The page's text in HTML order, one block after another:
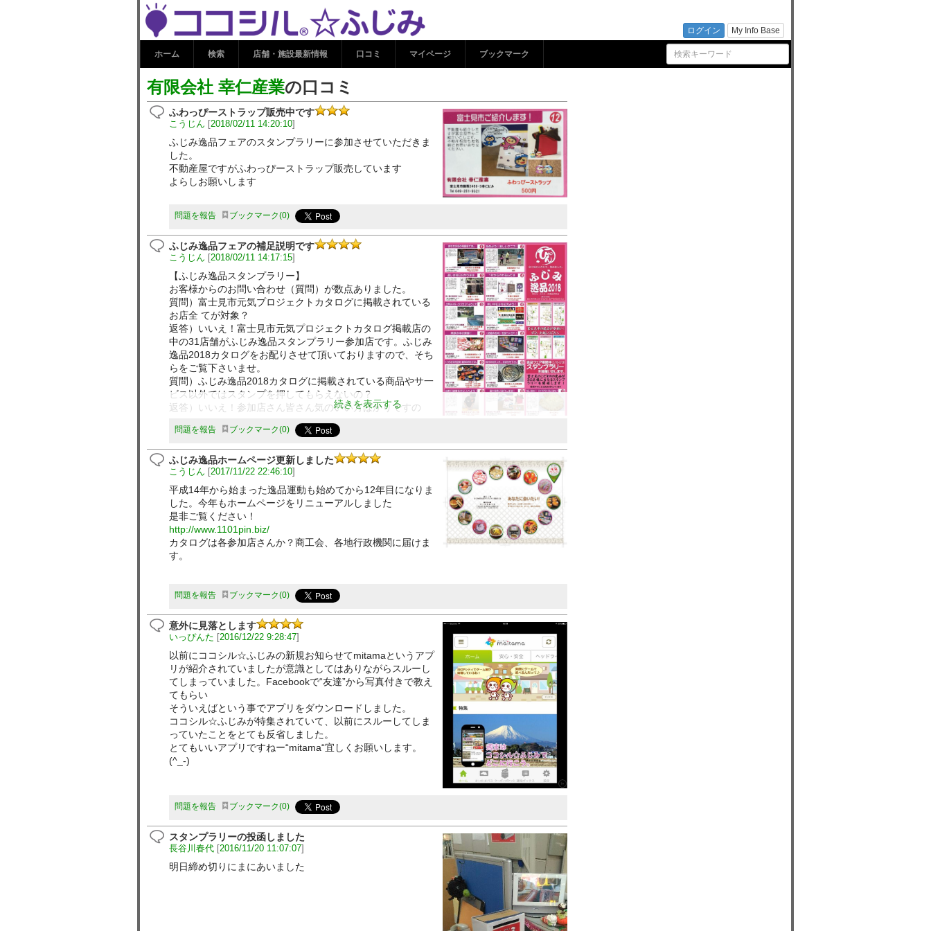
ログイン My Info Base
有限会社 幸仁産業の口コミ | ココシル☆ふじみ
ホーム 検索 店舗・施設最新情報 口コミ マイページ ブックマーク
有限会社 幸仁産業の口コミ
ふわっぴーストラップ販売中です
こうじん [2018/02/11 14:20:10]
ふじみ逸品フェアのスタンプラリーに参加させていただきま
した。
不動産屋ですがふわっぴーストラップ販売しています
よらしお願いします
問題を報告 ブックマーク 0
ふじみ逸品フェアの補足説明です
こうじん [2018/02/11 14:17:15]
【ふじみ逸品スタンプラリー】
お客様からのお問い合わせ（質問）が数点ありました。
質問）富士見市元気プロジェクトカタログに掲載されている
お店全 てが対象？
返答）いいえ！富士見市元気プロジェクトカタログ掲載店の
中の31店舗がふじみ逸品スタンプラリー参加店です。ふじみ
逸品2018カタログをお配りさせて頂いておりますので、そち
らをご覧下さいませ。
質問）ふじみ逸品2018カタログに掲載されている商品やサ一
ビス以外ではスタンプを押してもらえないの？
返答）いいえ！参加店さん皆さん気のいい方ばかりですの
ですよ！ちなみに当社ではお家賃のお支払いやご契約いただいた方、ストラップをお買い上
げいただいた方にスタンプを押させて頂いております。
質問）何が当たるの？
返答）スタンプラリー参加店選りすぐりの逸品の引換券が30名様に当たります！
など…
ご不明な点は、心優しい😄参加店で遠慮なく聞いて下さいね( ¨̮ )︎︎❤︎︎
#富士見市 #逸品スタンプラリー #参加店数31店舗 #2月28日まで
続きを表示する
問題を報告 ブックマーク 0
ふじみ逸品ホームページ更新しました
こうじん [2017/11/22 22:46:10]
平成14年から始まった逸品運動も始めてから12年目になりま
した。今年もホームページをリニューアルしました
是非ご覧ください！
http://www.1101pin.biz/
カタログは各参加店さんか？商工会、各地行政機関に届けま
す。
問題を報告 ブックマーク 0
意外に見落とします
いっぴんた [2016/12/22 9:28:47]
以前にココシル☆ふじみの新規お知らせてmitamaというアプ
リが紹介されていましたが意識としてはありながらスルーし
てしまっていました。Facebookで“友達”から写真付きで教え
てもらい
そういえばという事でアプリをダウンロードしました。
ココシル☆ふじみが特集されていて、以前にスルーしてしま
っていたことをとても反省しました。
とてもいいアプリですねー“mitama“宜しくお願いします。
(^_-)
問題を報告 ブックマーク 0
スタンプラリーの投函しました
長谷川春代 [2016/11/20 11:07:07]
明日締め切りにまにあいました